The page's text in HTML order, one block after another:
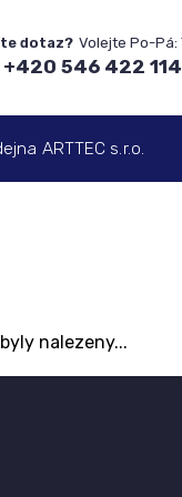
+420 546 422 114
ARTTEC s.r.o.
nalezeny...